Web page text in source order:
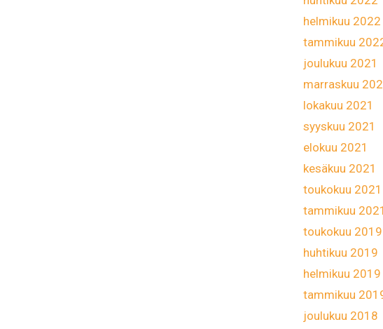
helmikuu 2022
tammikuu
joulukuu 2021
marraskuu
lokakuu 2021
syyskuu 2021
elokuu 2021
kesäkuu 2021
toukokuu 2021
tammikuu
toukokuu 2019
huhtikuu 2019
helmikuu 2019
tammikuu
joulukuu 2018